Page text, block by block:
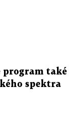
program také
spektra